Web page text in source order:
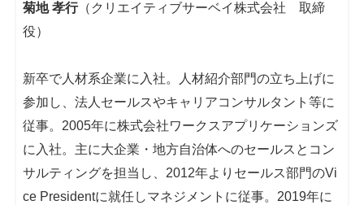
菊地 孝行（クリエイティブサーベイ株式会社 取締
役）
新卒で人材系企業に入社。人材紹介部門の立ち上げに
参加し、法人セールスやキャリアコンサルタント等に
従事。2005年に株式会社ワークスアプリケーションズ
に入社。主に大企業・地方自治体へのセールスとコン
サルティングを担当し、2012年よりセールス部門のVi
ce Presidentに就任しマネジメントに従事。2019年に